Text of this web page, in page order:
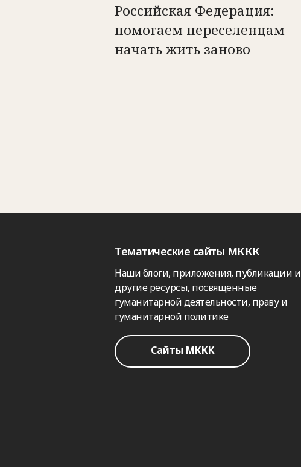
Российская Федерация:
помогаем переселенцам
начать жить заново
Тематические сайты МККК
Наши блоги, приложения, публикации и
другие ресурсы, посвященные
гуманитарной деятельности, праву и
гуманитарной политике
Сайты МККК